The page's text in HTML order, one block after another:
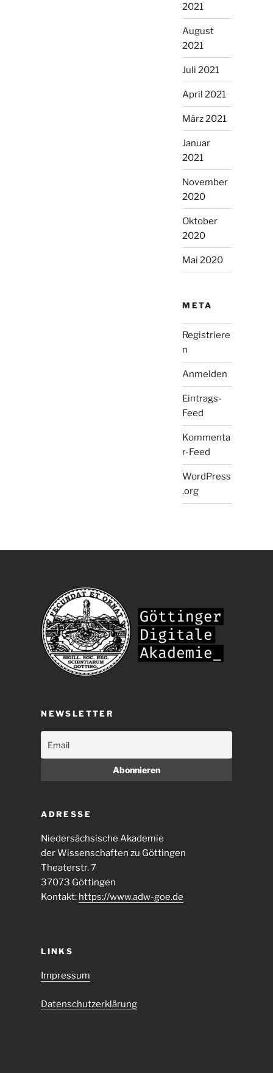
2021
August
2021
Juli 2021
April 2021
März 2021
Januar
2021
November
2020
Oktober
2020
Mai 2020
META
Registriere
n
Anmelden
Eintrags-
Feed
Kommenta
r-Feed
WordPress
.org
NEWSLETTER
ADRESSE
Niedersächsische Akademie
der Wissenschaften zu Göttingen
Theaterstr. 7
37073 Göttingen
Kontakt: https://www.adw-goe.de
LINKS
Impressum
Datenschutzerklärung